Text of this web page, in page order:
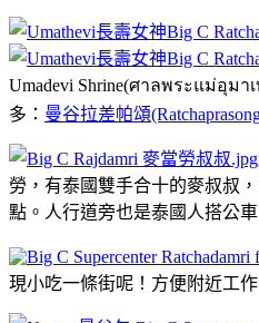
Umadevi Shrine(ศาลพระแม่อุมา
多： 曼谷拉差帕頌
勞，有泰國雙手合十的麥叔叔
點。人行道旁也是泰國人搭公車
現小吃一條街呢！方便附近工